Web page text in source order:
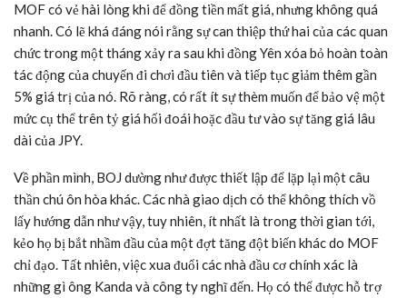
MOF có vẻ hài lòng khi để đồng tiền mất giá, nhưng không quá
nhanh. Có lẽ khá đáng nói rằng sự can thiệp thứ hai của các quan
chức trong một tháng xảy ra sau khi đồng Yên xóa bỏ hoàn toàn
tác động của chuyến đi chơi đầu tiên và tiếp tục giảm thêm gần
5% giá trị của nó. Rõ ràng, có rất ít sự thèm muốn để bảo vệ một
mức cụ thể trên tỷ giá hối đoái hoặc đầu tư vào sự tăng giá lâu
dài của JPY.
Về phần mình, BOJ dường như được thiết lập để lặp lại một câu
thần chú ôn hòa khác. Các nhà giao dịch có thể không thích vồ
lấy hướng dẫn như vậy, tuy nhiên, ít nhất là trong thời gian tới,
kẻo họ bị bắt nhầm đầu của một đợt tăng đột biến khác do MOF
chỉ đạo. Tất nhiên, việc xua đuổi các nhà đầu cơ chính xác là
những gì ông Kanda và công ty nghĩ đến. Họ có thể được hỗ trợ